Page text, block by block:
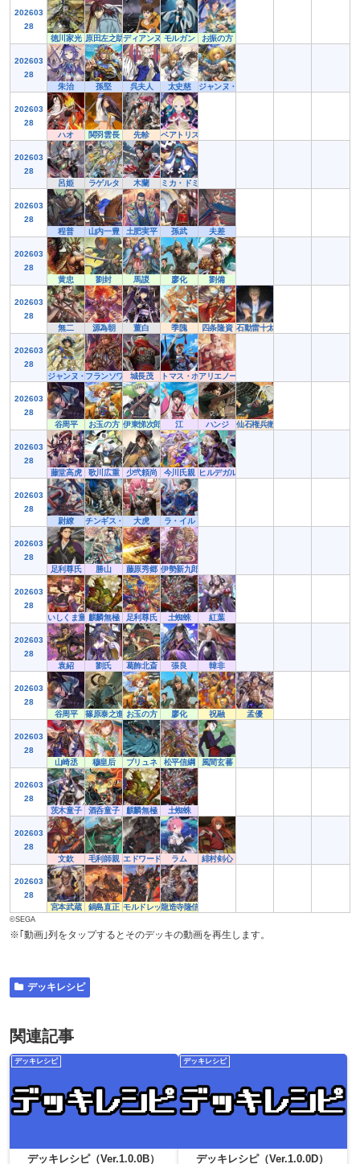
202603
28
徳川家光 原田左之助ディアンヌ モルガン お振の方
202603
28
朱治
孫堅 呉夫人 太史慈 ジャンヌ・アシェット
202603
28
ハオ
関羽雲長 先軫 ベアトリス
202603
28
呂姫
ラゲルタ 木蘭 ミカ・ドミナンスⅢ
202603
28
程普
山内一豊 土肥実平 孫武 夫差
202603
28
黄忠
劉封 馬謖 廖化 劉備
202603
28
無二
源為朝 董白 季隗 四条隆資 石動雷十太
202603
28
ジャンヌ・ダルクフランソワ１世城長茂 トマス・ホランド
アリエノール
202603
28
谷周平
お玉の方 伊東悌次郎 江 ハンジ 仙石権兵衛
202603
28
藤堂高虎
歌川広重 少弐頼尚 今川氏親 ヒルデガルト
202603
28
尉繚
チンギス・ハン大虎 ラ・イル
202603
28
足利尊氏
勝山 藤原秀郷 伊勢新九郎
202603
28
いしくま童子麒麟無極 足利尊氏 土蜘蛛 紅葉
202603
28
袁紹
劉氏 葛飾北斎 張良 韓非
202603
28
谷周平
篠原泰之進 お玉の方 廖化 祝融 孟優
202603
28
山崎丞
穆皇后 ブリュネ 松平信綱 風間玄蕃
202603
28
茨木童子
酒呑童子 麒麟無極 土蜘蛛
202603
28
文欽
毛利師親 エドワード黒太子
ラム 緋村剣心
202603
28
宮本武蔵
鍋島直正 モルドレッド龍造寺隆信
©SEGA
※｢動画｣列をタップするとそのデッキの動画を再生します。
デッキレシピ
関連記事
デッキレシピ
デッキレシピ（Ver.1.0.0B）
デッキレシピ
デッキレシピ（Ver.1.0.0D）